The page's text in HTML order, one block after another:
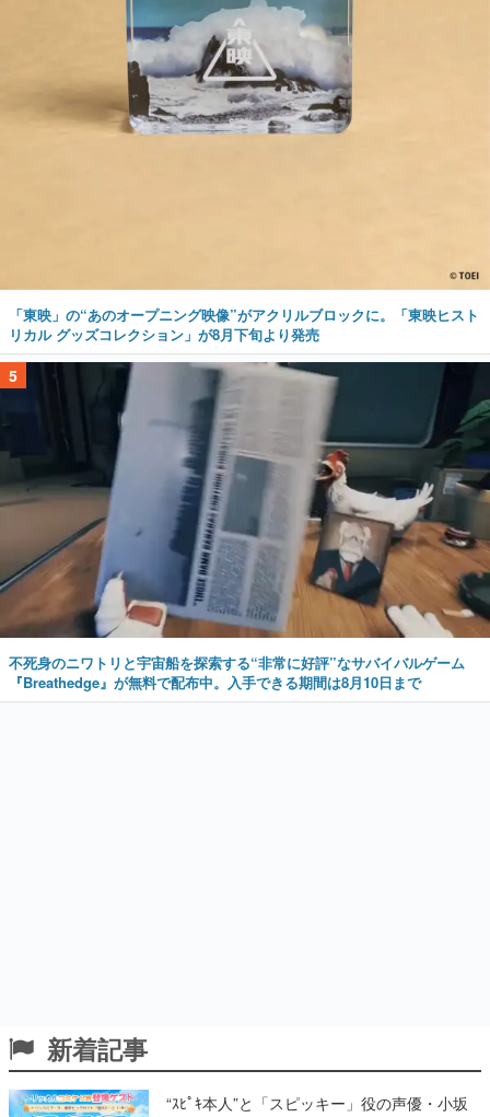
「東映」の“あのオープニング映像”がアクリルブロックに。「東映ヒスト
リカル グッズコレクション」が8月下旬より発売
5
不死身のニワトリと宇宙船を探索する“非常に好評”なサバイバルゲーム
『Breathedge』が無料で配布中。入手できる期間は8月10日まで
新着記事
“ｽﾋﾟｷ本人”と「スピッキー」役の声優・小坂